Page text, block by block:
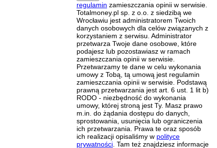
regulamin zamieszczania opinii w serwisie.
Totalmoney.pl sp. z o.o. z siedzibą we
Wrocławiu jest administratorem Twoich
danych osobowych dla celów związanych z
korzystaniem z serwisu. Administrator
przetwarza Twoje dane osobowe, które
podajesz lub pozostawiasz w ramach
zamieszczania opinii w serwisie.
Przetwarzamy te dane w celu wykonania
umowy z Tobą, tą umową jest regulamin
zamieszczania opinii w serwisie. Podstawą
prawną przetwarzania jest art. 6 ust. 1 lit b)
RODO - niezbędność do wykonania
umowy, której stroną jest Ty. Masz prawo
m.in. do żądania dostępu do danych,
sprostowania, usunięcia lub ograniczenia
ich przetwarzania. Prawa te oraz sposób
ich realizacji opisaliśmy w polityce
prywatności . Tam też znajdziesz informacje